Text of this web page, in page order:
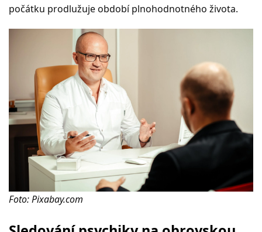
počátku prodlužuje období plnohodnotného života.
Foto: Pixabay.com